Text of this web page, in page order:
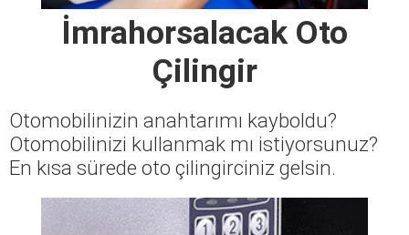
İmrahorsalacak Oto
Çilingir
Otomobilinizin anahtarımı kayboldu?
Otomobilinizi kullanmak mı istiyorsunuz?
En kısa sürede oto çilingirciniz gelsin.